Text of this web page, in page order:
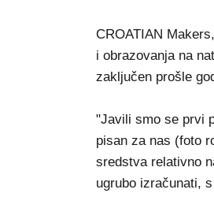
CROATIAN
i obrazovanja na
zaključen prošle
"Javili smo se prvi
pisan za nas (foto
sredstva relativno
ugrubo izračunati,